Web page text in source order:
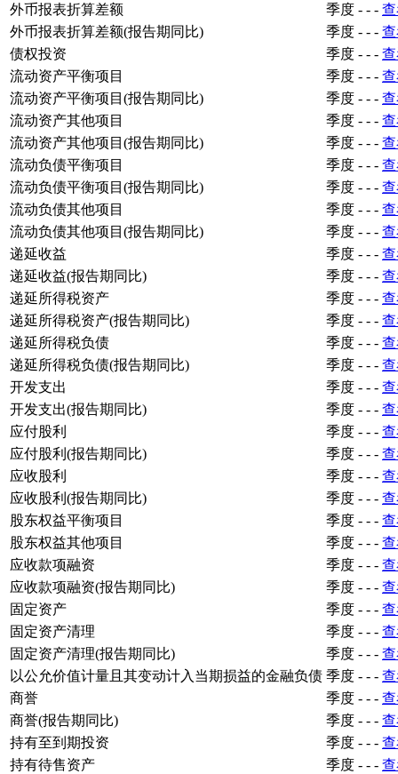
外币报表折算差额
季度 - - -
外币报表折算差额(报告期同比)
季度 - - -
债权投资
季度 - - -
流动资产平衡项目
季度 - - -
流动资产平衡项目(报告期同比)
季度 - - -
流动资产其他项目
季度 - - -
流动资产其他项目(报告期同比)
季度 - - -
流动负债平衡项目
季度 - - -
流动负债平衡项目(报告期同比)
季度 - - -
流动负债其他项目
季度 - - -
流动负债其他项目(报告期同比)
季度 - - -
递延收益
季度 - - -
递延收益(报告期同比)
季度 - - -
递延所得税资产
季度 - - -
递延所得税资产(报告期同比)
季度 - - -
递延所得税负债
季度 - - -
递延所得税负债(报告期同比)
季度 - - -
开发支出
季度 - - -
开发支出(报告期同比)
季度 - - -
应付股利
季度 - - -
应付股利(报告期同比)
季度 - - -
应收股利
季度 - - -
应收股利(报告期同比)
季度 - - -
股东权益平衡项目
季度 - - -
股东权益其他项目
季度 - - -
应收款项融资
季度 - - -
应收款项融资(报告期同比)
季度 - - -
固定资产
季度 - - -
固定资产清理
季度 - - -
固定资产清理(报告期同比)
季度 - - -
以公允价值计量且其变动计入当期损益的金融负债 季度 - - -
商誉
季度 - - -
商誉(报告期同比)
季度 - - -
持有至到期投资
季度 - - -
持有待售资产
季度 - - -